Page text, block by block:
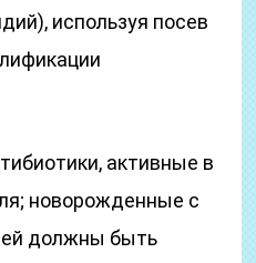
используя посев
активные в
новорожденные с
должны быть